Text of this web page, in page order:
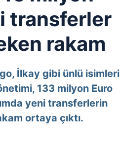
transferler
rakam
İlkay gibi ünlü isimleri
133 milyon Euro
yeni transferlerin
ortaya çıktı.